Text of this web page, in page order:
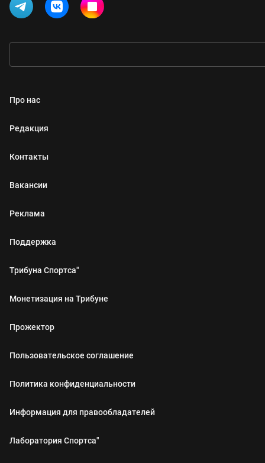
Про нас
Редакция
Контакты
Вакансии
Реклама
Поддержка
Трибуна Спортса"
Монетизация на Трибуне
Прожектор
Пользовательское соглашение
Политика конфиденциальности
Информация для правообладателей
Лаборатория Спортса"